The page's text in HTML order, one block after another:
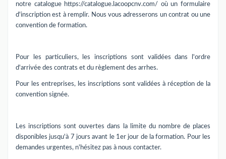
notre catalogue https://catalogue.lacoopcnv.com/ où un formulaire
d'inscription est à remplir. Nous vous adresserons un contrat ou une
convention de formation.
Pour les particuliers, les inscriptions sont validées dans l'ordre
d'arrivée des contrats et du règlement des arrhes.
Pour les entreprises, les inscriptions sont validées à réception de la
convention signée.
Les inscriptions sont ouvertes dans la limite du nombre de places
disponibles jusqu'à 7 jours avant le 1er jour de la formation. Pour les
demandes urgentes, n'hésitez pas à nous contacter.